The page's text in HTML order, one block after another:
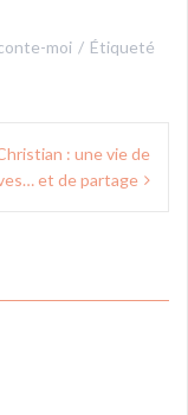
moi
Étiqueté
: une vie de
et de partage